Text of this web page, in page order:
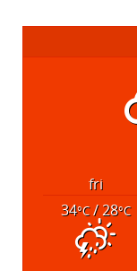
fri
34°C/ 28°C